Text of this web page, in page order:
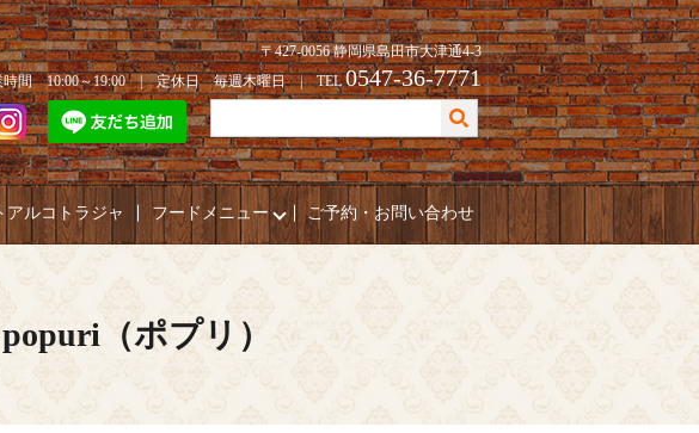
〒427-0056 静岡県島田市大津通4-3
時間 10:00～19:00 | 定休日 毎週木曜日 | TEL0547-36-7771
アルコトラジャ フードメニュー ご予約・お問い合わせ
（ポプリ）